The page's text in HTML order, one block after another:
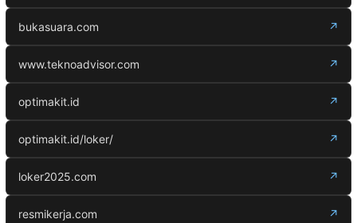
bukasuara.com ↗
www.teknoadvisor.com ↗
optimakit.id ↗
optimakit.id/loker/ ↗
loker2025.com ↗
resmikerja.com ↗